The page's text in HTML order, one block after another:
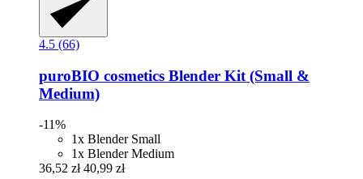
4.5 (66)
puroBIO cosmetics Blender Kit (Small &
Medium)
-11%
1x Blender Small
1x Blender Medium
36,52 zł 40,99 zł